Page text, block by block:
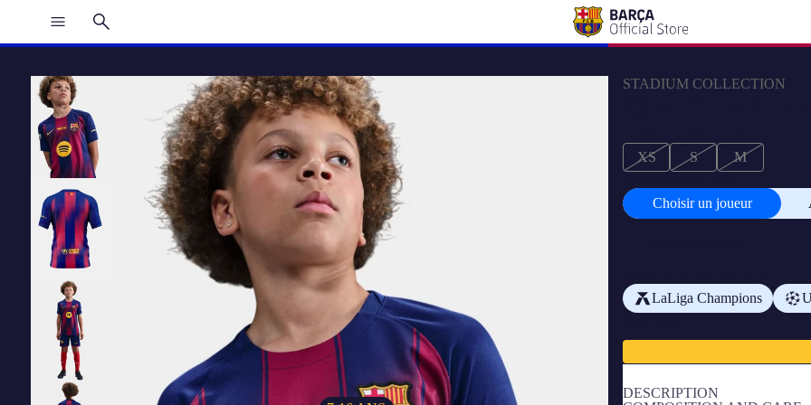
STADIUM COLLECTION
XS S M
Choisir un joueur
LaLiga Champions
DESCRIPTION